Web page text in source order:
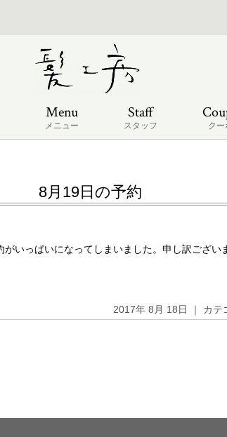
Menu
メニュー
Staff
スタッフ クー
8月19日の予約
いっぱいになってしまいました。申し訳ござい
2017年 8月 18日 ｜ カテ